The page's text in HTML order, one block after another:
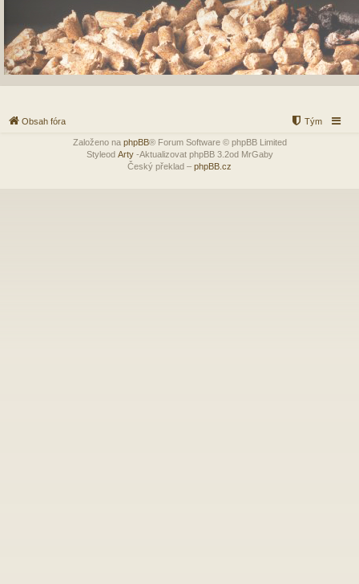
Obsah fóra Tým
Založeno na phpBB® Forum Software © phpBB Limited
Styleod Arty-Aktualizovat phpBB 3.2od MrGaby
Český překlad – phpBB.cz